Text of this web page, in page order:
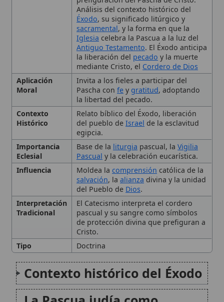
Antiguo Testamento . El Éxodo anticipa
la liberación delpecadoy la muerte
mediante Cristo, elCordero de Dios
Invita a los fieles a participar del
Pascha confeygratitud , adoptando
la libertad del pecado.
Histórico
Relato bíblico del Éxodo, liberación
del pueblo deIsraelde la esclavitud
egipcia.
Eclesial
Base de la liturgia pascual, la
Vigilia
Pascualy la celebración eucarística.
Influencia
Moldea lacomprensióncatólica de la
salvación, laalianzadivina y la unidad
del Pueblo de
Interpretación
Tradicional
El Catecismo interpreta el cordero
pascual y su sangre como símbolos
de protección divina que prefiguran a
Cristo.
Doctrina
Contexto histórico del Éxodo
La Pascua judía como
prefiguración de la Pascua
cristiana
Cumplimiento en Cristo: la
🙏 Bienvenido a Wikitólica
Esta enciclopedia es un recurso privado de referencia sin